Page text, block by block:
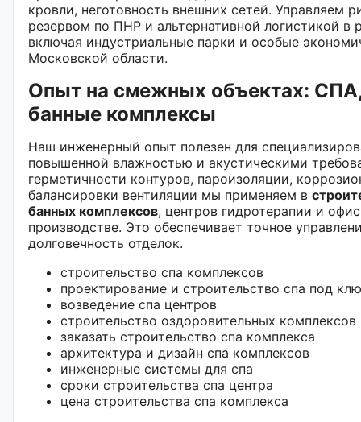
кровли, неготовность внешних сетей. Управляем
резервом по ПНР и альтернативной логистикой в
включая индустриальные парки и особые
Московской области.
Опыт на смежных объектах:
банные комплексы
Наш инженерный опыт полезен для
повышенной влажностью и акустическими
герметичности контуров, пароизоляции,
балансировки вентиляции мы применяем в
банных комплексов, центров гидротерапии и
производстве. Это обеспечивает точное
долговечность отделок.
строительство спа комплексов
проектирование и строительство спа под
возведение спа центров
строительство оздоровительных комплексов
заказать строительство спа комплекса
архитектура и дизайн спа комплексов
инженерные системы для спа
сроки строительства спа центра
цена строительства спа комплекса